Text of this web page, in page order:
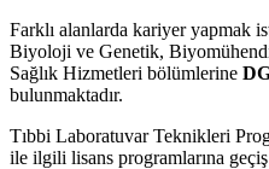
Farklı alanlarda kariyer yapmak
Biyoloji ve Genetik,
Sağlık Hizmetleri bölümlerine
bulunmaktadır.
Tıbbi Laboratuvar Teknikleri
ile ilgili lisans programlarına